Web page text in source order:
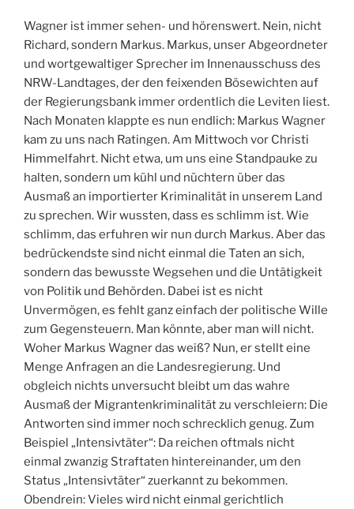
Wagner ist immer sehen- und hörenswert. Nein, nicht
Richard, sondern Markus. Markus, unser Abgeordneter
und wortgewaltiger Sprecher im Innenausschuss des
NRW-Landtages, der den feixenden Bösewichten auf
der Regierungsbank immer ordentlich die Leviten liest.
Nach Monaten klappte es nun endlich: Markus Wagner
kam zu uns nach Ratingen. Am Mittwoch vor Christi
Himmelfahrt. Nicht etwa, um uns eine Standpauke zu
halten, sondern um kühl und nüchtern über das
Ausmaß an importierter Kriminalität in unserem Land
zu sprechen. Wir wussten, dass es schlimm ist. Wie
schlimm, das erfuhren wir nun durch Markus. Aber das
bedrückendste sind nicht einmal die Taten an sich,
sondern das bewusste Wegsehen und die Untätigkeit
von Politik und Behörden. Dabei ist es nicht
Unvermögen, es fehlt ganz einfach der politische Wille
zum Gegensteuern. Man könnte, aber man will nicht.
Woher Markus Wagner das weiß? Nun, er stellt eine
Menge Anfragen an die Landesregierung. Und
obgleich nichts unversucht bleibt um das wahre
Ausmaß der Migrantenkriminalität zu verschleiern: Die
Antworten sind immer noch schrecklich genug. Zum
Beispiel „Intensivtäter“: Da reichen oftmals nicht
einmal zwanzig Straftaten hintereinander, um den
Status „Intensivtäter“ zuerkannt zu bekommen.
Obendrein: Vieles wird nicht einmal gerichtlich